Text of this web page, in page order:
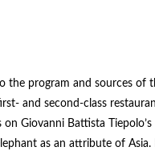
the program and sources of
and second-class
on Giovanni Battista
as an attribute of